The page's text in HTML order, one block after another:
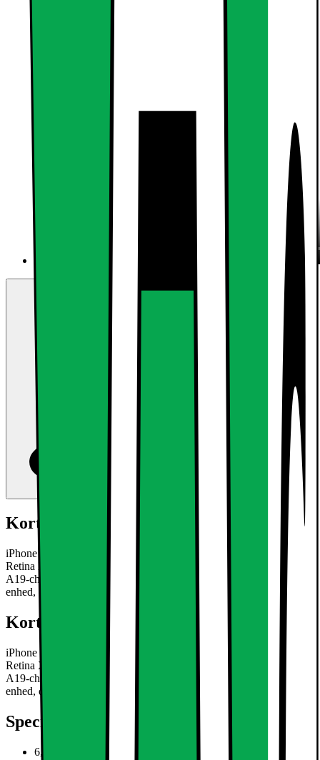
Kort om produktet
iPhone 17e smartphonen kombinerer klarhed fra den 6,1" Super
Retina XDR-skærm, holdbarhed fra Ceramic Shield 2, kraften fra
A19-chippen og det alsidige 48 MP Fusion-kamera, i én pålidelig
enhed, der er designet til hverdagsbrug.
Læs mere om produktet
Kort om produktet
iPhone 17e smartphonen kombinerer klarhed fra den 6,1" Super
Retina XDR-skærm, holdbarhed fra Ceramic Shield 2, kraften fra
A19-chippen og det alsidige 48 MP Fusion-kamera, i én pålidelig
enhed, der er designet til hverdagsbrug.
Specifikationer
6,1" Super Retina XDR-skærm